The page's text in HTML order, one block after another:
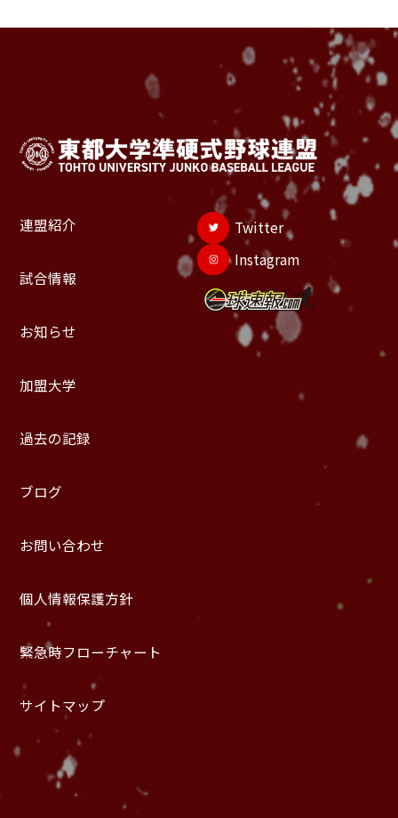
連盟紹介
試合情報
お知らせ
加盟大学
過去の記録
ブログ
お問い合わせ
個人情報保護方針
緊急時フローチャート
サイトマップ
Twitter
Instagram